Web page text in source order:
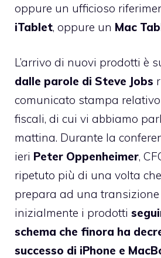
oppure un ufficioso
iTablet, oppure un Mac
L’arrivo di nuovi prodotti è
dalle parole di Steve Jobs
comunicato stampa
fiscali, di cui vi abbiamo
mattina. Durante la
ieri Peter Oppenheimer,
ripetuto più di una volta
prepara ad una
inizialmente i prodotti
schema che finora ha
successo di iPhone e